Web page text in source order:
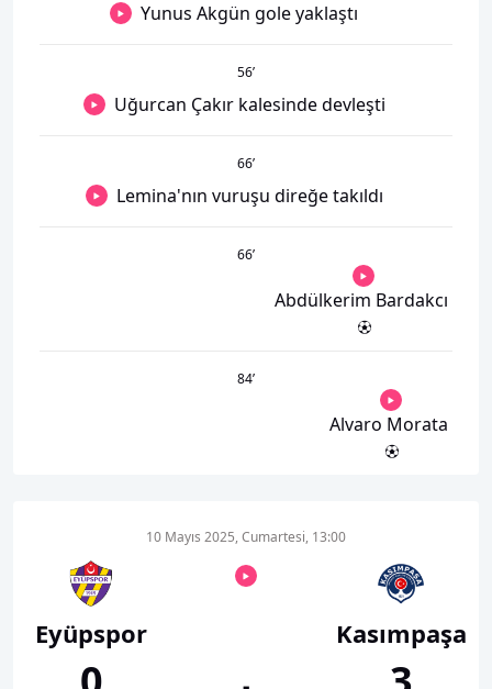
Yunus Akgün gole yaklaştı
56’
Uğurcan Çakır kalesinde devleşti
66’
Lemina'nın vuruşu direğe takıldı
66’
Abdülkerim Bardakcı
84’
Alvaro Morata
Eyüpspor
10 Mayıs 2025, Cumartesi, 13:00
Kasımpaşa